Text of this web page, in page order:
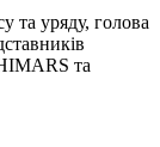
та уряду, голова
та